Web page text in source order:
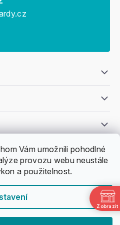
Vám umožnili pohodlné
provozu webu neustále
a použitelnost.
Zobrazit